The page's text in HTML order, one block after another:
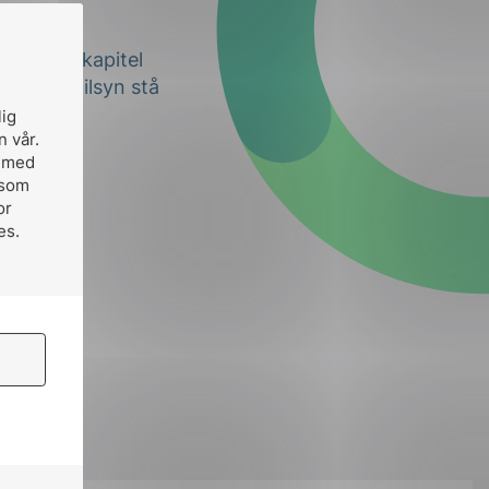
vår.
400 kapitel
DLEs tilsyn stå